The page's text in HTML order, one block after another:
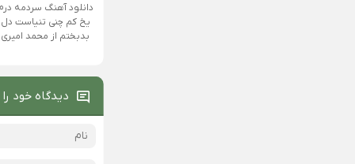
دانلود آهنگ سردمه
یخ کم چنی تنیاست دل
بدبختم از محمد امیری
دیدگاه خود